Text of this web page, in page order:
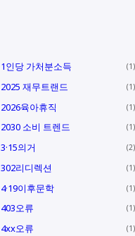
1인당 가처분소득 1
2025 재무트랜드 1
2026육아휴직 1
2030 소비 트렌드 1
3·15의거 2
302리디렉션 1
4·19이후문학 1
403오류 1
4xx오류 1